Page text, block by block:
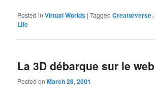
Posted in Virtual Worlds |Tagged Creatorverse,
Life
La 3D débarque sur le
Posted onMarch 28, 2001